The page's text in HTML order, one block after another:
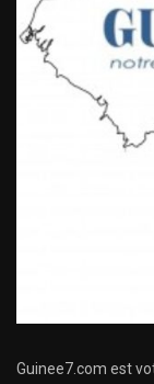
Guinee7.com est